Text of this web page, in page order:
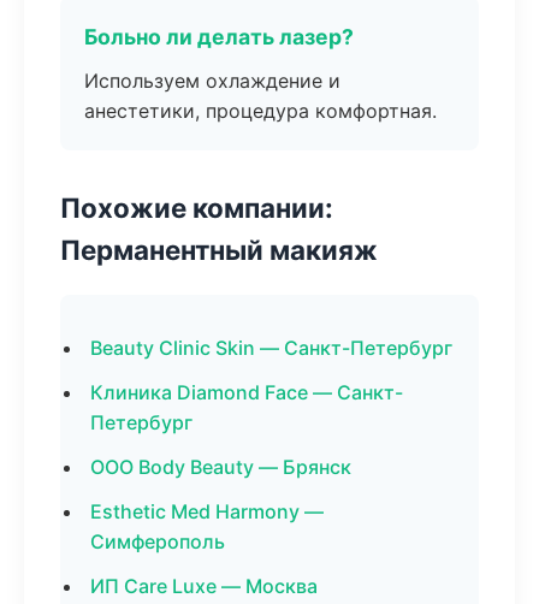
Больно ли делать лазер?
Используем охлаждение и
анестетики, процедура комфортная.
Похожие компании:
Перманентный макияж
Beauty Clinic Skin — Санкт-Петербург
Клиника Diamond Face — Санкт-
Петербург
ООО Body Beauty — Брянск
Esthetic Med Harmony —
Симферополь
ИП Care Luxe — Москва